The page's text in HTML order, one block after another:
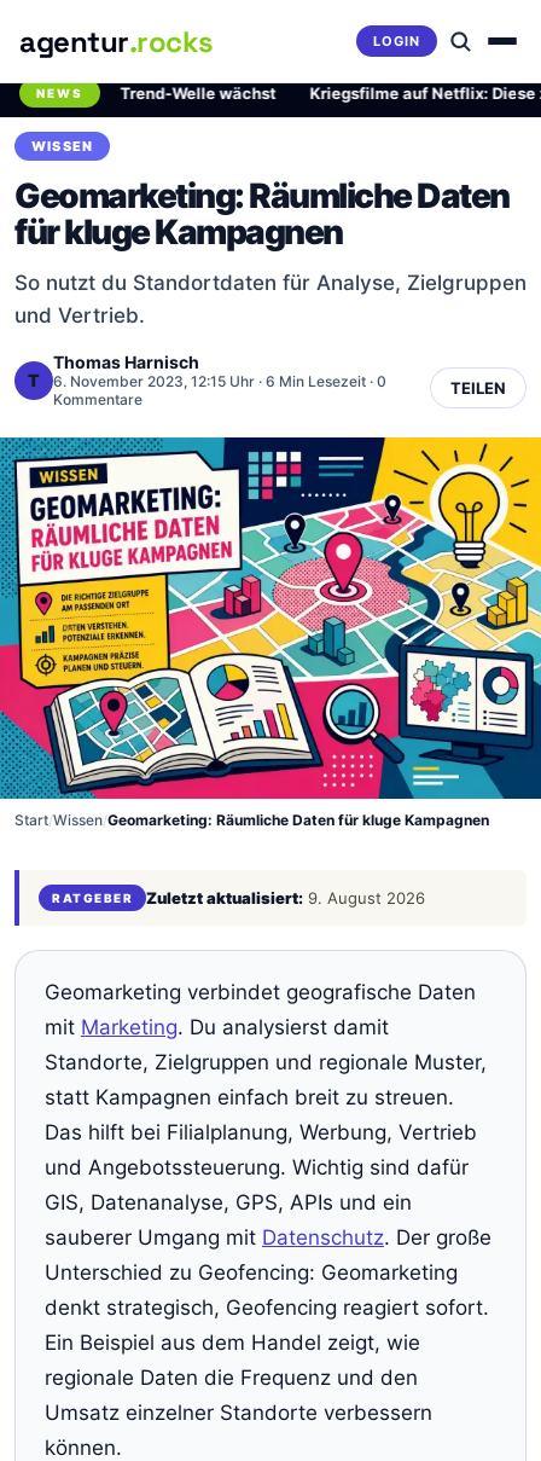
agentur.rocks LOGIN
NEWS
Breaking News Ticker
Trend-Welle wächst· Kriegsfilme auf Netflix: Diese zwei
WISSEN
Geomarketing: Räumliche Daten
für kluge Kampagnen
So nutzt du Standortdaten für Analyse, Zielgruppen
und Vertrieb.
T
Thomas Harnisch
6. November 2023, 12:15 Uhr · 6 Min Lesezeit · 0
Kommentare
TEILEN
Start/Wissen/Geomarketing: Räumliche Daten für kluge Kampagnen
RATGEBER Zuletzt aktualisiert: 9. August 2026
Geomarketing verbindet geografische Daten
mit Marketing. Du analysierst damit
Standorte, Zielgruppen und regionale Muster,
statt Kampagnen einfach breit zu streuen.
Das hilft bei Filialplanung, Werbung, Vertrieb
und Angebotssteuerung. Wichtig sind dafür
GIS, Datenanalyse, GPS, APIs und ein
sauberer Umgang mit Datenschutz. Der große
Unterschied zu Geofencing: Geomarketing
denkt strategisch, Geofencing reagiert sofort.
Ein Beispiel aus dem Handel zeigt, wie
regionale Daten die Frequenz und den
Umsatz einzelner Standorte verbessern
können.